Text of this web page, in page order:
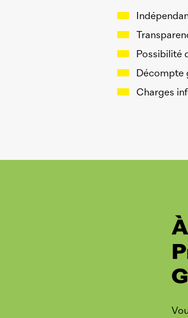
Possibilité
Décompte
Charges